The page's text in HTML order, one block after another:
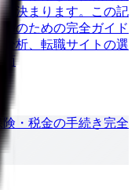
決まります。この記
のための完全ガイド
析、転職サイトの選
面